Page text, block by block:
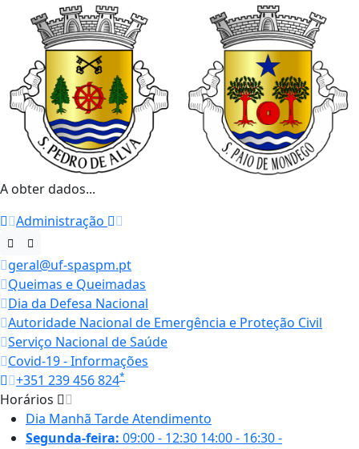
A obter dados...
Administração
geral@uf-spaspm.pt
Queimas e Queimadas
Dia da Defesa Nacional
Autoridade Nacional de Emergência e Proteção Civil
Serviço Nacional de Saúde
Covid-19 - Informações
+351 239 456 824*
Horários
Dia Manhã TardeAtendimento
Segunda-feira: 09:00 - 12:30 14:00 - 16:30-